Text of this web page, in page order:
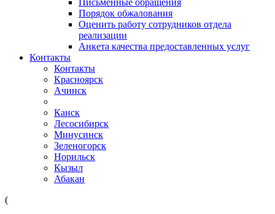
Порядок обжалования
Оценить работу сотрудников отдела
реализации
Анкета качества предоставленных услуг
Контакты
Контакты
Красноярск
Ачинск
Канск
Лесосибирск
Минусинск
Зеленогорск
Норильск
Кызыл
Абакан
(